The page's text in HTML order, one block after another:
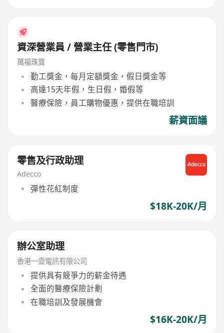
資深營業員 / 營業主任 (零售門市)
萬福珠寶
勤工獎金，每月定額獎金，假日獎金等
高達15天年假，生日假，婚假等
醫療保險，員工購物優惠，提供在職培訓
薪資面議
零售及行政助理
Adecco
彈性花紅制度
$18K-20K/月
辦公室助理
香港一壹電訊有限公司
提供具有競爭力的薪金待遇
全面的醫療保險計劃
在職培訓及發展機會
$16K-20K/月